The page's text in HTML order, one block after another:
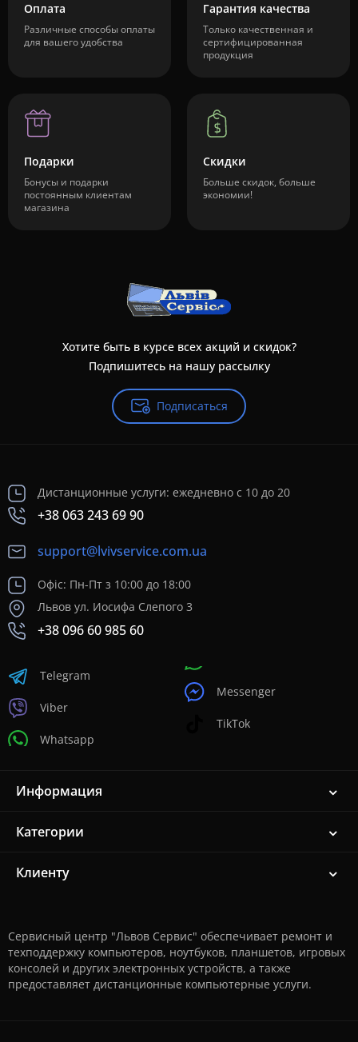
Оплата
Различные способы оплаты
для вашего удобства
Гарантия качества
Только качественная и
сертифицированная
продукция
Подарки
Бонусы и подарки
постоянным клиентам
магазина
Скидки
Больше скидок, больше
экономии!
Хотите быть в курсе всех акций и скидок?
Подпишитесь на нашу рассылку
Подписаться
Дистанционные услуги: ежедневно с 10 до 20
+38 063 243 69 90
support@lvivservice.com.ua
Офіс: Пн-Пт з 10:00 до 18:00
Львов ул. Иосифа Слепого 3
+38 096 60 985 60
Telegram
Viber
Whatsapp
Messenger
TikTok
Информация
Категории
Клиенту
Сервисный центр "Львов Сервис" обеспечивает ремонт и
техподдержку компьютеров, ноутбуков, планшетов, игровых
консолей и других электронных устройств, а также
предоставляет дистанционные компьютерные услуги.